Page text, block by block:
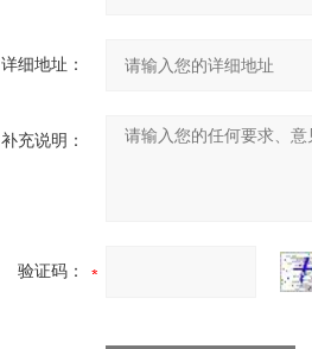
详细地址：
补充说明：
验证码：